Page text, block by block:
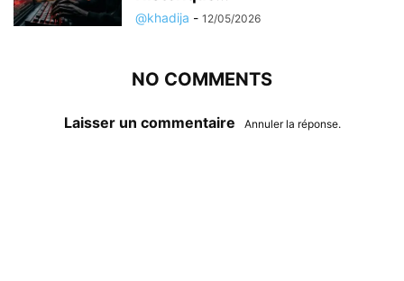
@khadija - 12/05/2026
NO COMMENTS
Laisser un commentaire Annuler la réponse.